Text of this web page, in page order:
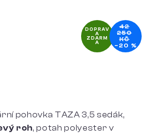
pohovka TAZA 3,5 sedák,
roh, potah polyester v
DOPRAV
A
ZDARM
A
42
250
KČ
–20 %